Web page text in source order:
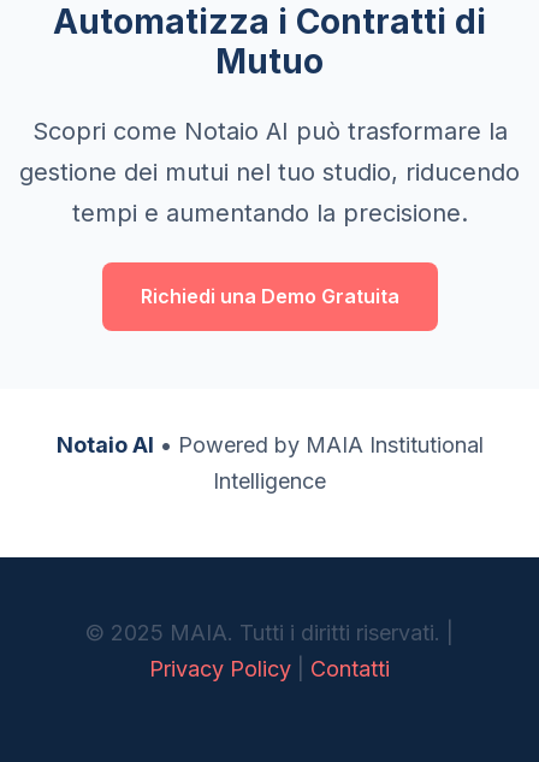
Automatizza i Contratti di
Mutuo
Scopri come Notaio AI può trasformare la
gestione dei mutui nel tuo studio, riducendo
tempi e aumentando la precisione.
Richiedi una Demo Gratuita
Notaio AI • Powered by MAIA Institutional
Intelligence
© 2025 MAIA. Tutti i diritti riservati. |
Privacy Policy
Contatti